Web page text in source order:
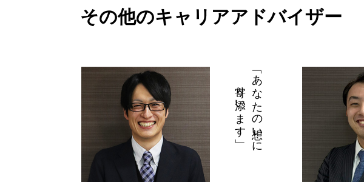
その他のキャリアアドバイザー
「あなたの想いに
寄り添います」